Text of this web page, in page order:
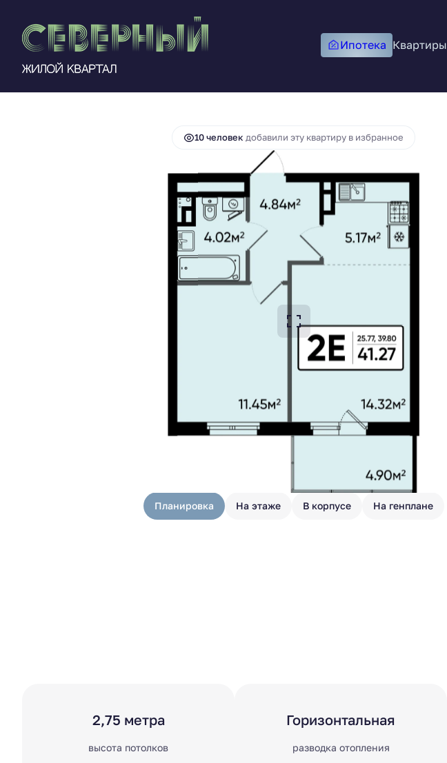
Ипотека Квартиры
2-комнатная
10 человек добавили эту квартиру в избранное
Планировка На этаже В корпусе На генплане
2,75 метра
высота потолков
Горизонтальная
разводка отопления